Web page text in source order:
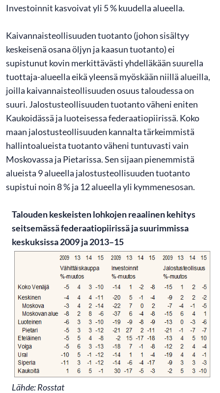
Investoinnit kasvoivat yli 5 % kuudella alueella.
Kaivannaisteollisuuden tuotanto (johon sisältyy
keskeisenä osana öljyn ja kaasun tuotanto) ei
supistunut kovin merkittävästi yhdelläkään suurella
tuottaja-alueella eikä yleensä myöskään niillä alueilla,
joilla kaivannaisteollisuuden osuus taloudessa on
suuri. Jalostusteollisuuden tuotanto väheni eniten
Kaukoidässä ja luoteisessa federaatiopiirissä. Koko
maan jalostusteollisuuden kannalta tärkeimmistä
hallintoalueista tuotanto väheni tuntuvasti vain
Moskovassa ja Pietarissa. Sen sijaan pienemmistä
alueista 9 alueella jalostusteollisuuden tuotanto
supistui noin 8 % ja 12 alueella yli kymmenesosan.
Talouden keskeisten lohkojen reaalinen kehitys
seitsemässä federaatiopiirissä ja suurimmissa
keskuksissa 2009 ja 2013–15
Lähde: Rosstat